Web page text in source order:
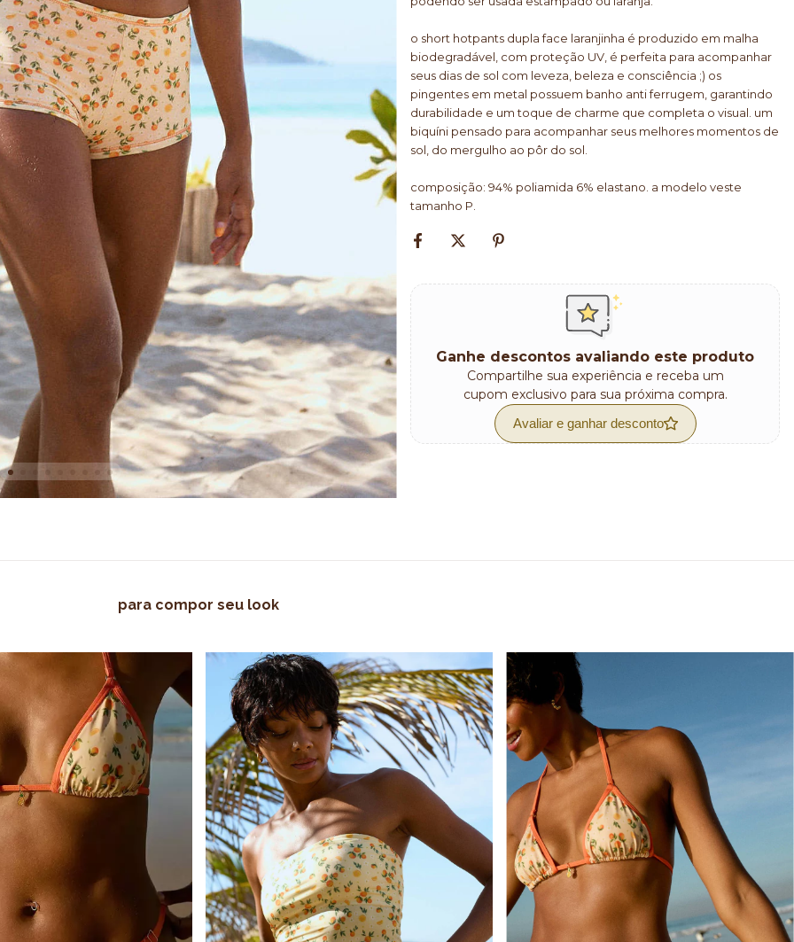
o short hotpants dupla face laranjinha é produzido em malha
biodegradável, com proteção UV, é perfeita para acompanhar
seus dias de sol com leveza, beleza e consciência ;) os
pingentes em metal possuem banho anti ferrugem, garantindo
durabilidade e um toque de charme que completa o visual. um
biquíni pensado para acompanhar seus melhores momentos de
sol, do mergulho ao pôr do sol.
composição: 94% poliamida 6% elastano. a modelo veste
tamanho P.
Ganhe descontos avaliando este produto
Compartilhe sua experiência e receba um
cupom exclusivo para sua próxima compra.
Avaliar e ganhar desconto
para compor seu look